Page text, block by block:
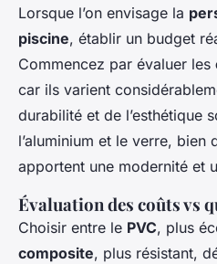
Lorsque l’on envisage la
piscine, établir un budget
Commencez par évaluer les
car ils varient
durabilité et de l’esthétique
l’aluminium et le verre, bien
apportent une modernité et
Évaluation des coûts vs
Choisir entre le PVC, plus
composite, plus résistant,